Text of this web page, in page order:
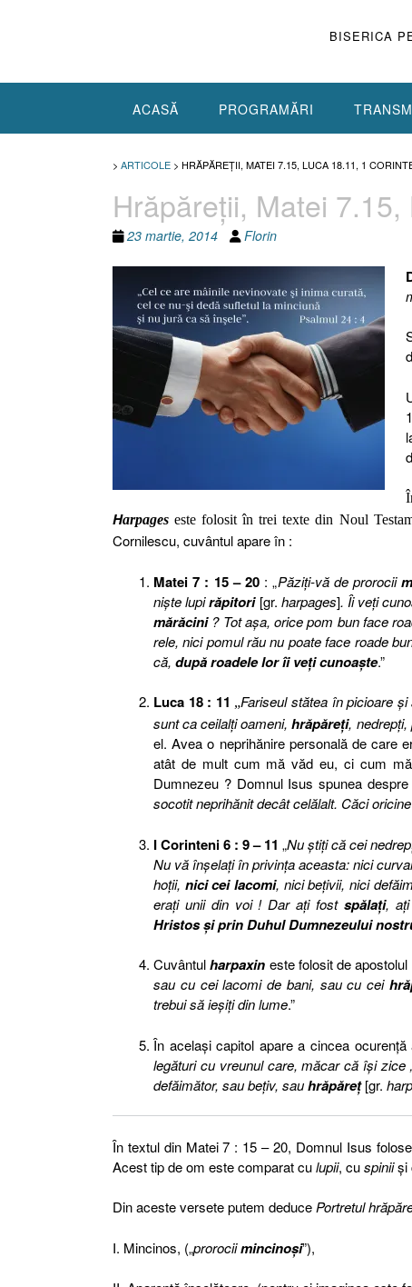
BISERICA
ACASĂ PROGRAMĂRI
> ARTICOLE > HRĂPĂREŢII, MATEI 7.15, LUCA 18.11, 1
Hrăpăreţii, Matei
23 martie, 2014 Florin
Harpageseste folosit în trei texte din Noul
Cornilescu, cuvântul apare în :
Matei 7 : 15 – 20 : „Păziţi-vă de prorocii
nişte lupirăpitori [gr. harpages]. Îi veţi
mărăcini? Tot aşa, orice pom bun face
rele, nici pomul rău nu poate face roade
că, după roadele lor îi veţi cunoaşte.”
Luca 18 : 11 „Fariseul stătea în picioare
sunt ca ceilalţi oameni,hrăpăreţi,
el. Avea o neprihănire personală de care
atât de mult cum mă văd eu, ci cum
Dumnezeu ? Domnul Isus spunea
socotit neprihănit decât celălalt. Căci
I Corinteni 6 : 9 – 11 „Nu ştiţi că cei
Nu vă înşelaţi în privinţa aceasta: nici
hoţii, nici cei lacomi, nici beţivii, nici
eraţi unii din voi ! Dar aţi fost spălaţi,
Hristos şi prin Duhul Dumnezeului
Cuvântulharpaxin este folosit de
sau cu cei lacomi de bani, sau cu cei
trebui să ieşiţi din lume.”
În acelaşi capitol apare a cincea
legături cu vreunul care, măcar că îşi zice
defăimător, sau beţiv, sauhrăpăreţ [gr.
În textul din Matei 7 : 15 – 20, Domnul Isus
Acest tip de om este comparat culupii, cuspiniişi
Din aceste versete putem deduce Portretul
I. Mincinos, („prorociimincinoşi”),